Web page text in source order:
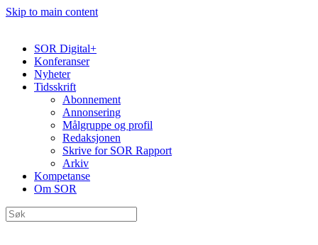
Skip to main content
SOR Digital+
Konferanser
Nyheter
Tidsskrift
Abonnement
Annonsering
Målgruppe og profil
Redaksjonen
Skrive for SOR Rapport
Arkiv
Kompetanse
Om SOR